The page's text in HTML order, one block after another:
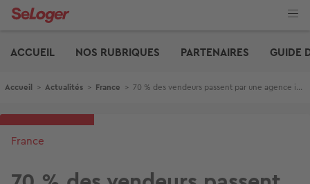
Aller
ACCUEIL
NOS RUBRIQUES PARTENAIRES GUIDE
Fil d'Ariane
Accueil > Actualités > France > 70 % des vendeurs passent par une agence immobilière pour céder leur logement !
France